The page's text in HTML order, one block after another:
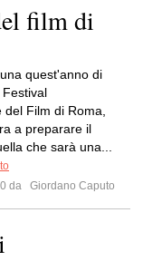
film di
quest'anno di
Film di Roma,
a preparare il
che sarà una...
da
Giordano Caputo